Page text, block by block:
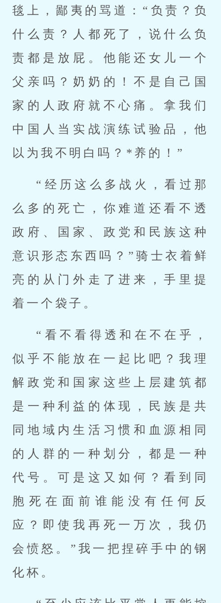
毯上，鄙夷的骂道：“负责？负
什么责？人都死了，说什么负
责都是放屁。他能还女儿一个
父亲吗？奶奶的！不是自己国
家的人政府就不心痛。拿我们
中国人当实战演练试验品，他
以为我不明白吗？*养的！”
“经历这么多战火，看过那
么多的死亡，你难道还看不透
政府、国家、政党和民族这种
意识形态东西吗？”骑士衣着鲜
亮的从门外走了进来，手里提
着一个袋子。
“看不看得透和在不在乎，
似乎不能放在一起比吧？我理
解政党和国家这些上层建筑都
是一种利益的体现，民族是共
同地域内生活习惯和血源相同
的人群的一种划分，都是一种
代号。可是这又如何？看到同
胞死在面前谁能没有任何反
应？即使我再死一万次，我仍
会愤怒。”我一把捏碎手中的钢
化杯。